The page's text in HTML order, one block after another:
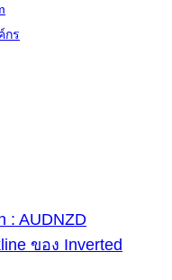
กร
: AUDNZD
ของ Inverted